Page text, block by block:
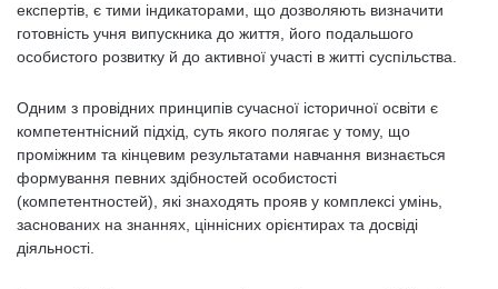
експертів, є тими індикаторами, що дозволяють визначити
готовність учня випускника до життя, його подальшого
особистого розвитку й до активної участі в житті суспільства.
Одним з провідних принципів сучасної історичної освіти є
компетентнісний підхід, суть якого полягає у тому, що
проміжним та кінцевим результатами навчання визнається
формування певних здібностей особистості
(компетентностей), які знаходять прояв у комплексі умінь,
заснованих на знаннях, ціннісних орієнтирах та досвіді
діяльності.